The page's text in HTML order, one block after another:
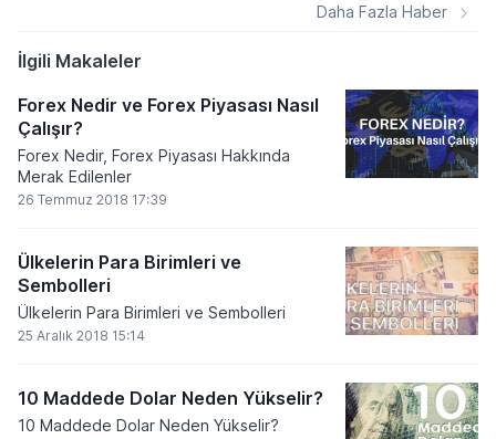
öngörülerini geride bırakırken, net gelir
yıllık bazda yüzde 4,5 oranında bir artış
Daha Fazla Haber
İlgili Makaleler
Forex Nedir ve Forex Piyasası Nasıl
Çalışır?
Forex Nedir, Forex Piyasası Hakkında
Merak Edilenler
26 Temmuz 2018 17:39
Ülkelerin Para Birimleri ve
Sembolleri
Ülkelerin Para Birimleri ve Sembolleri
25 Aralık 2018 15:14
10 Maddede Dolar Neden Yükselir?
10 Maddede Dolar Neden Yükselir?